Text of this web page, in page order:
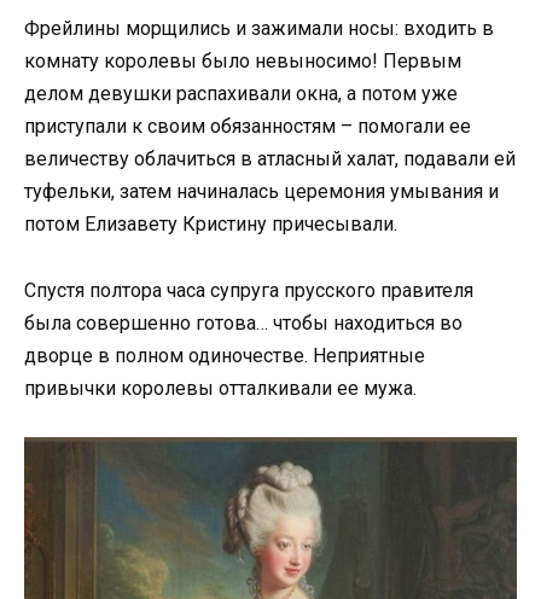
Фрейлины морщились и зажимали носы: входить в
комнату королевы было невыносимо! Первым
делом девушки распахивали окна, а потом уже
приступали к своим обязанностям – помогали ее
величеству облачиться в атласный халат, подавали ей
туфельки, затем начиналась церемония умывания и
потом Елизавету Кристину причесывали.
Спустя полтора часа супруга прусского правителя
была совершенно готова… чтобы находиться во
дворце в полном одиночестве. Неприятные
привычки королевы отталкивали ее мужа.